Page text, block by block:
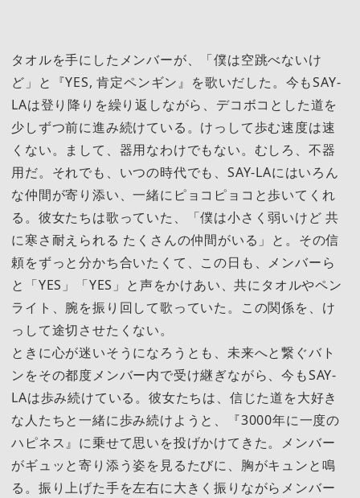
タオルを手にしたメンバーが、「僕は空跳べないけ
ど」と『YES, 肯定ペンギン』を歌いだした。今もSAY-
LAは登り降りを繰り返しながら、デコボコとした道を
少しずつ前に進み続けている。けっして歩む速度は速
くない。まして、器用なわけでもない。むしろ、不器
用だ。それでも、いつの時代でも、SAY-LAにはいろん
な仲間が寄り添い、一緒にピョコピョコと歩いてくれ
る。彼女たちは歌っていた、「僕は小さく弱いけど 共
に寒さ耐えられる たくさんの仲間がいる」と。その信
頼をずっと分かち合いたくて、この日も、メンバーら
と「YES」「YES」と声をかけあい、共にタオルやペン
ライト、腕を振り回して歌っていた。この関係を、け
っして途切させたくない。
ときに心が迷いそうになろうとも、未来へと繋ぐバト
ンをその都度メンバー内で受け継ぎながら、今もSAY-
LAは歩み続けている。彼女たちは、信じた道を大好き
な人たちと一緒に歩み続けようと、『3000年に一度の
ハピネス』に乗せて思いを投げかけてきた。メンバー
がギュッと寄り添う姿を見るたびに、胸がキュンと鳴
る。振り上げた手を左右に大きく振りながらメンバー